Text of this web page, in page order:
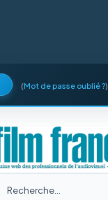
(Mot de passe oublié ?)